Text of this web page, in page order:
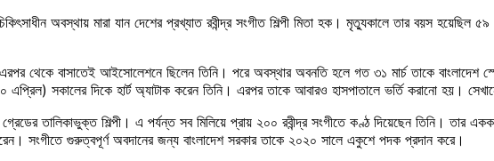
অবস্থায় মারা যান দেশের প্রখ্যাত রবীন্দ্র সংগীত শিল্পী মিতা হক। মৃত্যুকালে তার বয়স
থেকে বাসাতেই আইসোলেশনে ছিলেন তিনি। পরে অবস্থার অবনতি হলে গত ৩১ মার্চ তাকে বাংলাদেশ
সকালের দিকে হার্ট অ্যাটাক করেন তিনি। এরপর তাকে আবারও হাসপাতালে ভর্তি করানো হয়।
গ্রেডের তালিকাভুক্ত শিল্পী। এ পর্যন্ত সব মিলিয়ে প্রায় ২০০ রবীন্দ্র সংগীতে কণ্ঠ দিয়েছেন তিনি।
সংগীতে গুরুত্বপূর্ণ অবদানের জন্য বাংলাদেশ সরকার তাকে ২০২০ সালে একুশে পদক প্রদান করে।